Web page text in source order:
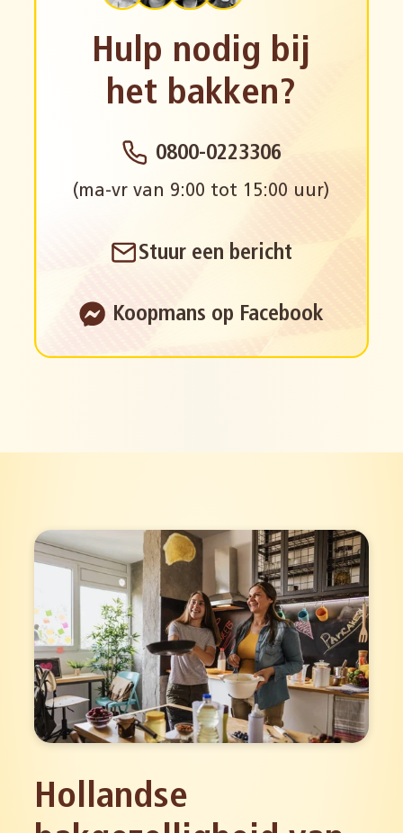
Hulp nodig bij
het bakken?
0800-0223306
(ma-vr van 9:00 tot 15:00 uur)
Stuur een bericht
Koopmans op Facebook
Hollandse